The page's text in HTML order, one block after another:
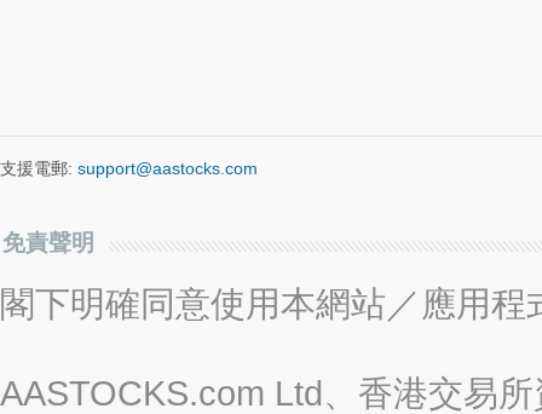
支援電郵: support@aastocks.com
免責聲明
閣下明確同意使用本網站／應用
AASTOCKS.com Ltd、香港交易